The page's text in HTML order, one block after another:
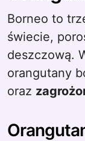
Borneo to
świecie,
deszczową.
orangutany
oraz